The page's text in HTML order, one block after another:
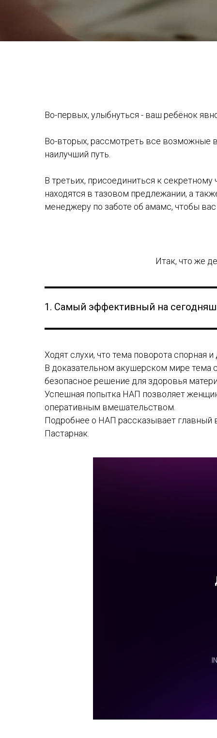
Во-первых, улыбнуться - ваш ребёнок
Во-вторых, рассмотреть все возможные
наилучший путь.
В третьих, присоединиться к
находятся в тазовом предлежании, а
менеджеру по заботе об амамс, чтобы
Итак, что же
1. Самый эффективный на
Ходят слухи, что тема поворота спорная и
В доказательном акушерском мире тема
безопасное решение для здоровья
Успешная попытка НАП позволяет
оперативным вмешательством.
Подробнее о НАП рассказывает главный
Пастарнак.